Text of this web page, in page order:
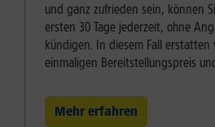
und ganz zufrieden sein, können
ersten 30 Tage jederzeit, ohne
kündigen. In diesem Fall
einmaligen Bereitstellungspreis
Mehr erfahren